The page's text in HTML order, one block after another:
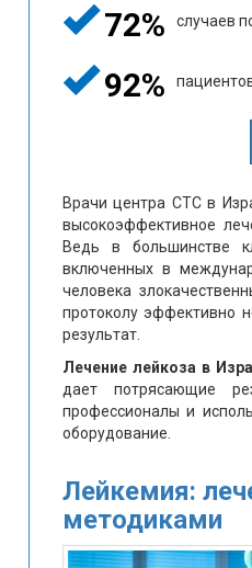
72% случаев
92%
Врачи центра СТС в
высокоэффективное
Ведь в большинстве
включенных в
человека
протоколу эффективно
результат.
Лечение лейкоза в
дает потрясающие
профессионалы и
оборудование.
Лейкемия:
методиками